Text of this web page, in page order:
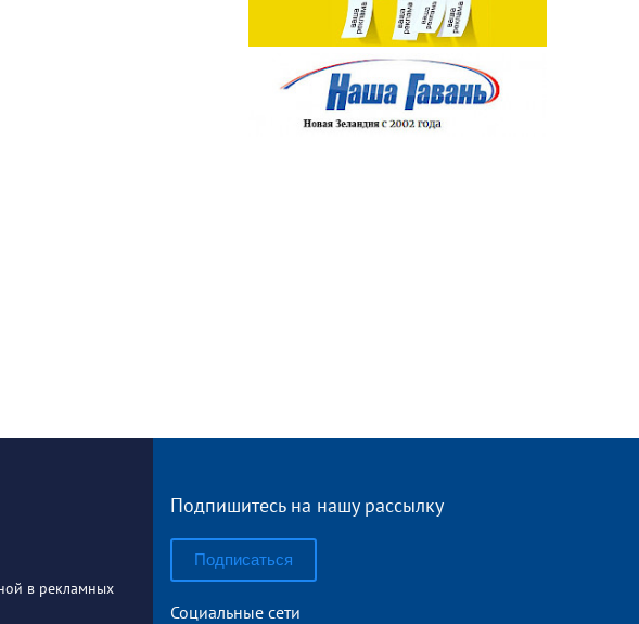
в рекламных
Подпишитесь на нашу рассылку
Подписаться
Социальные сети